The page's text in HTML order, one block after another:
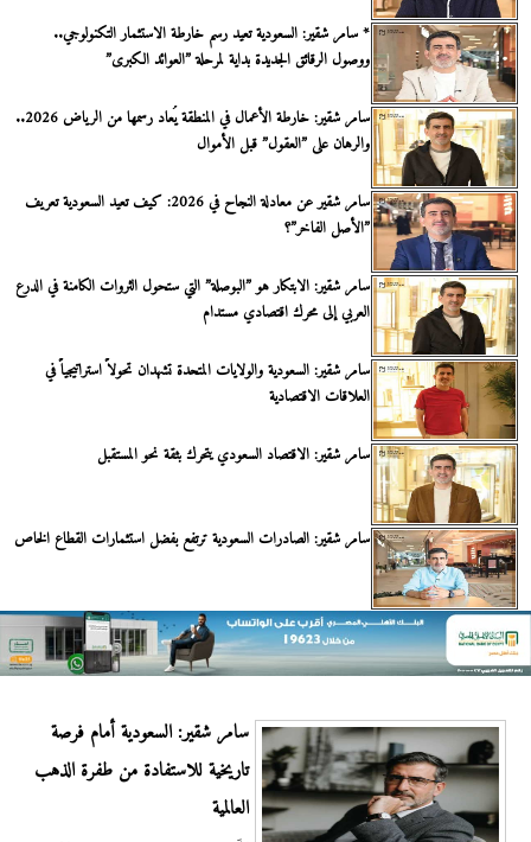
* سامر شقير: السعودية تعيد رسم خارطة الاستثمار التكنولوجي..
ووصول الرقائق الجديدة بداية لمرحلة ”العوائد الكبرى”
سامر شقير: خارطة الأعمال في المنطقة يُعاد رسمها من الرياض 2026..
والرهان على ”العقول” قبل الأموال
سامر شقير عن معادلة النجاح في 2026: كيف تعيد السعودية تعريف
”الأصل الفاخر”؟
سامر شقير: الابتكار هو ”البوصلة” التي ستحول الثروات الكامنة في الدرع
العربي إلى محرك اقتصادي مستدام
سامر شقير: السعودية والولايات المتحدة تشهدان تحولاً استراتيجياً في
العلاقات الاقتصادية
سامر شقير: الاقتصاد السعودي يتحرك بثقة نحو المستقبل
سامر شقير: الصادرات السعودية ترتفع بفضل استثمارات القطاع الخاص
سامر شقير: السعودية أمام فرصة
تاريخية للاستفادة من طفرة الذهب
العالمية